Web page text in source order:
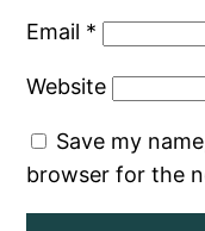
Email *
Website
Save my
browser for the